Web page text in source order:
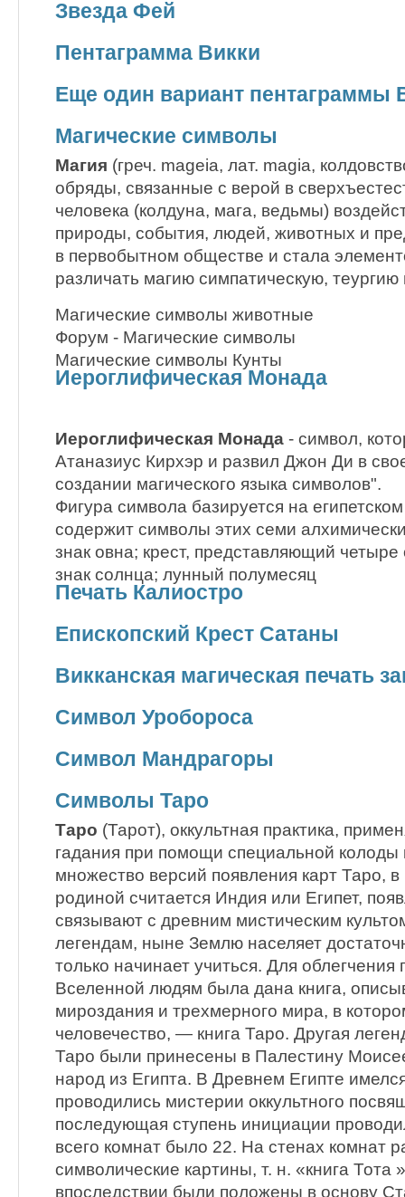
Звезда Фей
Пентаграмма Викки
Еще один вариант пентаграммы
Магические символы
Магия (греч. mageia, лат. magia,
обряды, связанные с верой в
человека (колдуна, мага, ведьмы)
природы, события, людей, животных и
в первобытном обществе и стала
различать магию симпатическую, теургию
Магические символы животные
Форум - Магические символы
Магические символы Кунты
Иероглифическая Монада
Иероглифическая Монада - символ,
Атаназиус Кирхэр и развил Джон Ди в
создании магического языка символов".
Фигура символа базируется на
содержит символы этих семи
знак овна; крест, представляющий
знак солнца; лунный полумесяц
Печать Калиостро
Епископский Крест Сатаны
Викканская магическая печать
Символ Уробороса
Символ Мандрагоры
Символы Таро
Таро (Тарот), оккультная практика,
гадания при помощи специальной колоды
множество версий появления карт Таро,
родиной считается Индия или Египет,
связывают с древним мистическим
легендам, ныне Землю населяет
только начинает учиться. Для облегчения
Вселенной людям была дана книга,
мироздания и трехмерного мира, в
человечество, — книга Таро. Другая
Таро были принесены в Палестину
народ из Египта. В Древнем Египте
проводились мистерии оккультного
последующая ступень инициации
всего комнат было 22. На стенах комнат
символические картины, т. н. «книга Тота
впоследствии были положены в основу